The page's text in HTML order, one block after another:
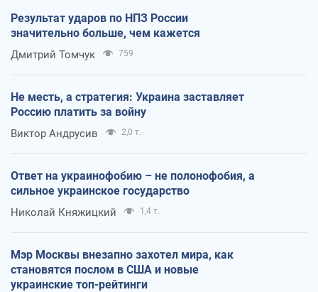
Результат ударов по НПЗ России
значительно больше, чем кажется
Дмитрий Томчук 759
Не месть, а стратегия: Украина заставляет
Россию платить за войну
Виктор Андрусив 2,0 т.
Ответ на украинофобию – не полонофобия, а
сильное украинское государство
Николай Княжицкий 1,4 т.
Мэр Москвы внезапно захотел мира, как
становятся послом в США и новые
украинские топ-рейтинги